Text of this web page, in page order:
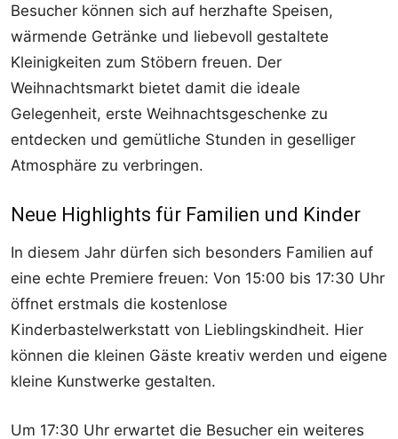
Besucher können sich auf herzhafte Speisen,
wärmende Getränke und liebevoll gestaltete
Kleinigkeiten zum Stöbern freuen. Der
Weihnachtsmarkt bietet damit die ideale
Gelegenheit, erste Weihnachtsgeschenke zu
entdecken und gemütliche Stunden in geselliger
Atmosphäre zu verbringen.
Neue Highlights für Familien und Kinder
In diesem Jahr dürfen sich besonders Familien auf
eine echte Premiere freuen: Von 15:00 bis 17:30 Uhr
öffnet erstmals die kostenlose
Kinderbastelwerkstatt von Lieblingskindheit. Hier
können die kleinen Gäste kreativ werden und eigene
kleine Kunstwerke gestalten.
Um 17:30 Uhr erwartet die Besucher ein weiteres